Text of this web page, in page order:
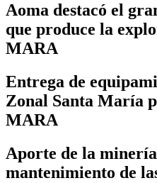
Aoma destacó el
que produce la
MARA
Entrega de
Zonal Santa María
MARA
Aporte de la
mantenimiento de